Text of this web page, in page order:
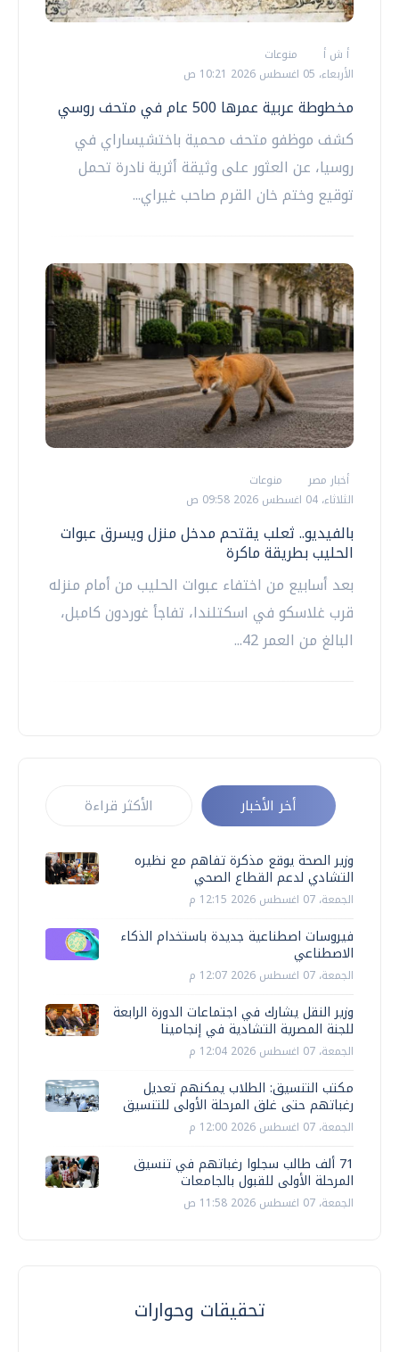
أ ش أ
منوعات
الأربعاء، 05 اغسطس 2026 10:21 ص
مخطوطة عربية عمرها 500 عام في متحف روسي
كشف موظفو متحف محمية باختشيساراي في
روسيا، عن العثور على وثيقة أثرية نادرة تحمل
توقيع وختم خان القرم صاحب غيراي...
أخبار مصر
منوعات
الثلاثاء، 04 اغسطس 2026 09:58 ص
بالفيديو.. ثعلب يقتحم مدخل منزل ويسرق عبوات
الحليب بطريقة ماكرة
بعد أسابيع من اختفاء عبوات الحليب من أمام منزله
قرب غلاسكو في اسكتلندا، تفاجأ غوردون كامبل،
البالغ من العمر 42...
أخر الأخبار الأكثر قراءة
وزير الصحة يوقع مذكرة تفاهم مع نظيره
التشادي لدعم القطاع الصحي
الجمعة، 07 اغسطس 2026 12:15 م
فيروسات اصطناعية جديدة باستخدام الذكاء
الاصطناعي
الجمعة، 07 اغسطس 2026 12:07 م
وزير النقل يشارك في اجتماعات الدورة الرابعة
للجنة المصرية التشادية في إنجامينا
الجمعة، 07 اغسطس 2026 12:04 م
مكتب التنسيق: الطلاب يمكنهم تعديل
رغباتهم حتى غلق المرحلة الأولى للتنسيق
الجمعة، 07 اغسطس 2026 12:00 م
71 ألف طالب سجلوا رغباتهم في تنسيق
المرحلة الأولى للقبول بالجامعات
الجمعة، 07 اغسطس 2026 11:58 ص
تحقيقات وحوارات